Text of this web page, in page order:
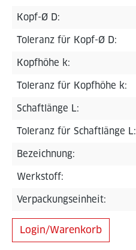
Kopf-Ø D:
Toleranz für Kopf-Ø D:
Kopfhöhe k:
Toleranz für Kopfhöhe k:
Schaftlänge L:
Toleranz für Schaftlänge L:
Bezeichnung:
Werkstoff:
Verpackungseinheit:
Login/Warenkorb